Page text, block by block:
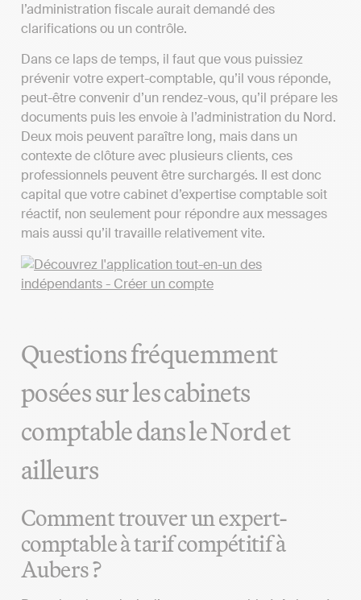
l’administration fiscale aurait demandé des
clarifications ou un contrôle.
Dans ce laps de temps, il faut que vous puissiez
prévenir votre expert-comptable, qu’il vous réponde,
peut-être convenir d’un rendez-vous, qu’il prépare les
documents puis les envoie à l’administration du Nord.
Deux mois peuvent paraître long, mais dans un
contexte de clôture avec plusieurs clients, ces
professionnels peuvent être surchargés. Il est donc
capital que votre cabinet d’expertise comptable soit
réactif, non seulement pour répondre aux messages
mais aussi qu’il travaille relativement vite.
Questions fréquemment
posées sur les cabinets
comptable dans le Nord et
ailleurs
Comment trouver un expert-
comptable à tarif compétitif à
Aubers ?